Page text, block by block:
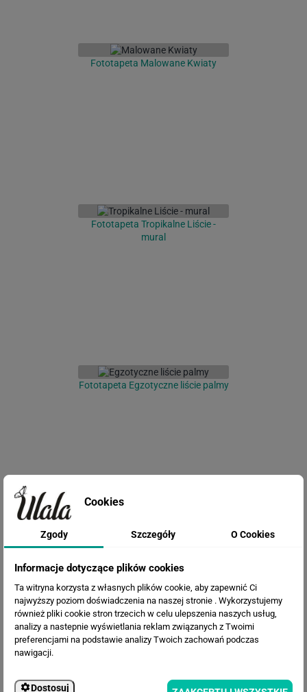
Fototapeta Malowane Kwiaty
Fototapeta Tropikalne Liście -
mural
Fototapeta Egzotyczne liście palmy
Fototapeta Piękne liście
Cookies
Zgody Szczegóły O Cookies
Informacje dotyczące plików cookies
Ta witryna korzysta z własnych plików cookie, aby zapewnić Ci
najwyższy poziom doświadczenia na naszej stronie . Wykorzystujemy
również pliki cookie stron trzecich w celu ulepszenia naszych usług,
analizy a nastepnie wyświetlania reklam związanych z Twoimi
preferencjami na podstawie analizy Twoich zachowań podczas
nawigacji.
Dostosuj